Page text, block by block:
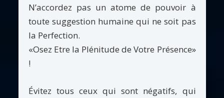
N’accordez pas un atome de pouvoir à
toute suggestion humaine qui ne soit pas
la Perfection.
«Osez Etre la Plénitude de Votre Présence»
!
Évitez tous ceux qui sont négatifs, qui